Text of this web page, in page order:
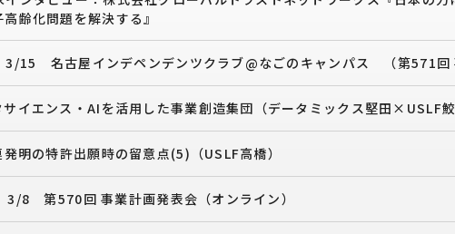
齢化問題を解決する』
3/15 名古屋インデペンデンツクラブ@なごのキャンパス （第571回
サイエンス・AIを活用した事業創造集団（データミックス堅田×USLF鮫
発明の特許出願時の留意点(5)（USLF高橋）
3/8 第570回 事業計画発表会（オンライン）